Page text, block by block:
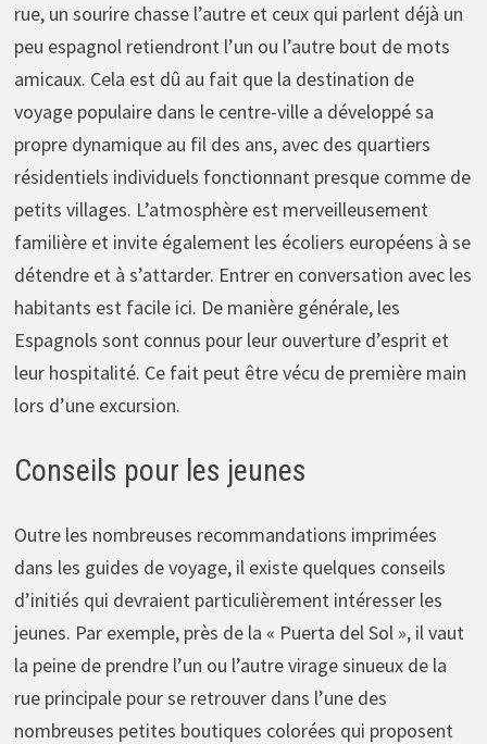
rue, un sourire chasse l’autre et ceux qui parlent déjà un
peu espagnol retiendront l’un ou l’autre bout de mots
amicaux. Cela est dû au fait que la destination de
voyage populaire dans le centre-ville a développé sa
propre dynamique au fil des ans, avec des quartiers
résidentiels individuels fonctionnant presque comme de
petits villages. L’atmosphère est merveilleusement
familière et invite également les écoliers européens à se
détendre et à s’attarder. Entrer en conversation avec les
habitants est facile ici. De manière générale, les
Espagnols sont connus pour leur ouverture d’esprit et
leur hospitalité. Ce fait peut être vécu de première main
lors d’une excursion.
Conseils pour les jeunes
Outre les nombreuses recommandations imprimées
dans les guides de voyage, il existe quelques conseils
d’initiés qui devraient particulièrement intéresser les
jeunes. Par exemple, près de la « Puerta del Sol », il vaut
la peine de prendre l’un ou l’autre virage sinueux de la
rue principale pour se retrouver dans l’une des
nombreuses petites boutiques colorées qui proposent